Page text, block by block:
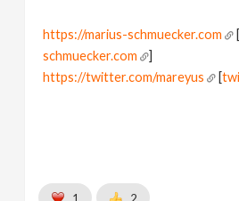
https://marius-schmuecker.com
schmuecker.com
]
https://twitter.com/mareyus
[
https://gumroad.com/mareyus
1 2